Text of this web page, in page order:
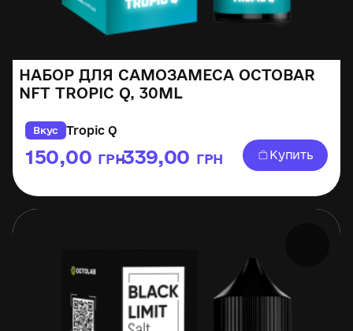
НАБОР ДЛЯ САМОЗАМЕСА OCTOBAR
NFT TROPIC Q, 30ML
Вкус Tropic Q
150,00 ГРН
–339,00 ГРН Купить